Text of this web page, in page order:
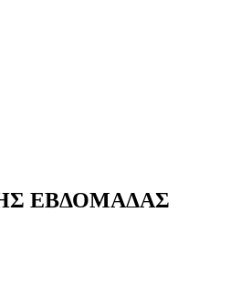
ΕΒΔΟΜΑΔΑΣ